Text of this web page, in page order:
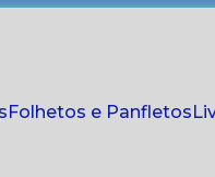
Folhetos e Panfletos